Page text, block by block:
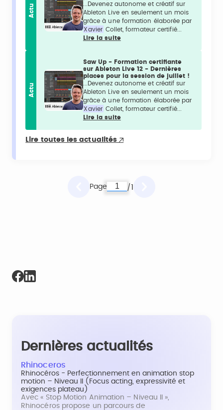
Actu
...Devenez autonome et créatif sur
Ableton Live en seulement un mois
grâce à une formation élaborée par
Xavier Collet, formateur certifié...
Lire la suite
Actu
Saw Up - Formation certifiante
sur Ableton Live 12 - Dernières
places pour la session de juillet !
...Devenez autonome et créatif sur
Ableton Live en seulement un mois
grâce à une formation élaborée par
Xavier Collet, formateur certifié...
Lire la suite
Lire toutes les actualités
Page /1
Dernières actualités
Rhinoceros
Rhinocéros - Perfectionnement en animation stop
motion – Niveau II (Focus acting, expressivité et
exigences plateau)
Avec « Stop Motion Animation – Niveau II »,
Rhinocéros propose un parcours de